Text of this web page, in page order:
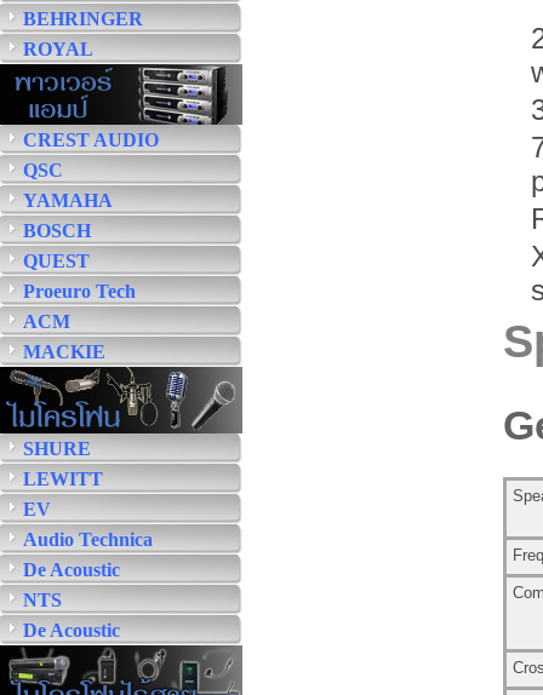
BEHRINGER
ROYAL
CREST AUDIO
QSC
YAMAHA
BOSCH
QUEST
Proeuro Tech
ACM
MACKIE
SHURE
LEWITT
EV
Audio Technica
De Acoustic
NTS
De Acoustic